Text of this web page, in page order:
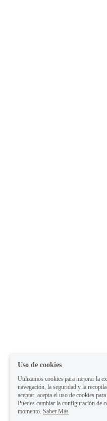
Uso de cookies
Utilizamos cookies para mejorar la
navegación, la seguridad y la
aceptar, acepta el uso de cookies
Puedes cambiar la configuración de
momento. Saber Más